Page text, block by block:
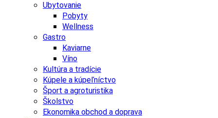
Ubytovanie
Pobyty
Wellness
Gastro
Kaviarne
Víno
Kultúra a tradície
Kúpele a kúpeľníctvo
Šport a agroturistika
Školstvo
Ekonomika obchod a doprava